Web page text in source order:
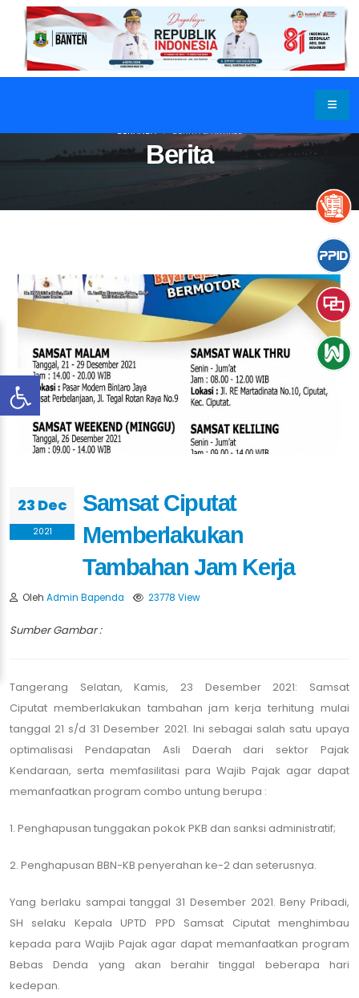
Berita
BERANDA BERITA & ARTIKEL
23 Dec
2021
Samsat Ciputat
Memberlakukan
Tambahan Jam Kerja
Oleh Admin Bapenda 23778 View
Sumber Gambar :
Tangerang Selatan, Kamis, 23 Desember 2021: Samsat
Ciputat memberlakukan tambahan jam kerja terhitung mulai
tanggal 21 s/d 31 Desember 2021. Ini sebagai salah satu upaya
optimalisasi Pendapatan Asli Daerah dari sektor Pajak
Kendaraan, serta memfasilitasi para Wajib Pajak agar dapat
memanfaatkan program combo untung berupa :
1. Penghapusan tunggakan pokok PKB dan sanksi administratif;
2. Penghapusan BBN-KB penyerahan ke-2 dan seterusnya.
Yang berlaku sampai tanggal 31 Desember 2021. Beny Pribadi,
SH selaku Kepala UPTD PPD Samsat Ciputat menghimbau
kepada para Wajib Pajak agar dapat memanfaatkan program
Bebas Denda yang akan berahir tinggal beberapa hari
kedepan.